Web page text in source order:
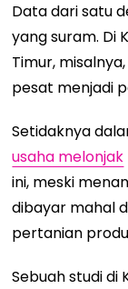
Data dari satu
yang suram. Di
Timur,
pesat menjadi
Setidaknya
usaha melonjak
ini, meski
dibayar mahal
pertanian
Sebuah studi